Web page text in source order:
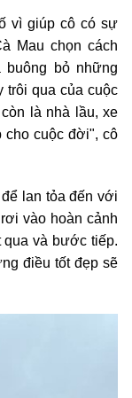
vì giúp cô có sự
Mau chọn cách
bỏ những
trôi qua của cuộc
là nhà lầu, xe
cho cuộc đời", cô
lan tỏa đến với
vào hoàn cảnh
và bước tiếp.
điều tốt đẹp sẽ